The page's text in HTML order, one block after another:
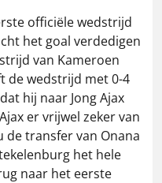
officiële wedstrijd
het goal verdedigen
van Kameroen
de wedstrijd met 0-4
hij naar Jong Ajax
er vrijwel zeker van
de transfer van Onana
het hele
naar het eerste